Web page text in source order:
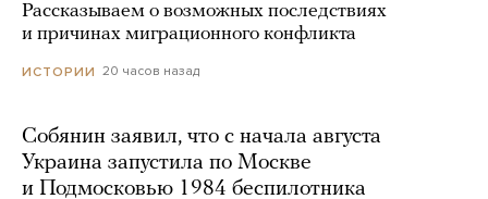
Рассказываем о возможных последствиях
и причинах миграционного конфликта
ИСТОРИИ 20 часов назад
Собянин заявил, что с начала августа
Украина запустила по Москве
и Подмосковью 1984 беспилотника